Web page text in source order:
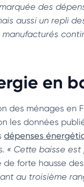
des
aussi un repli
en
des ménages en
les données
dépenses
« Cette baisse
forte hausse
au troisième